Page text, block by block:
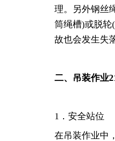
理。另外钢丝
筒绳槽)或脱轮
故也会发生失
二、吊装作业
1．安全站位
在吊装作业中